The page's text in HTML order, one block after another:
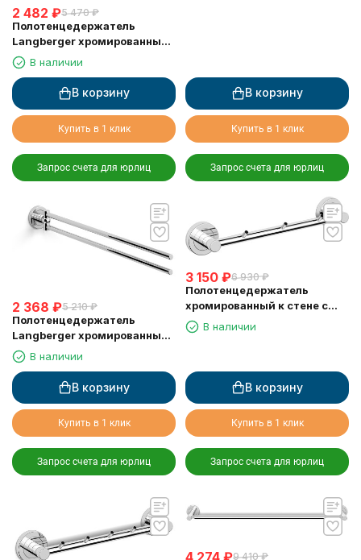
2 482 ₽5 470 ₽
Полотенцедержатель
Langberger хромированный
к стене "полуовал" 11038B
В наличии
В корзину
Купить в 1 клик
Запрос счета для юрлиц
В корзину
Купить в 1 клик
Запрос счета для юрлиц
2 368 ₽5 210 ₽
Полотенцедержатель
Langberger хромированный
к стене двойной поворотный
11008C
В наличии
В корзину
Купить в 1 клик
Запрос счета для юрлиц
3 150 ₽6 930 ₽
Полотенцедержатель
хромированный к стене с
тремя крючками Langberger
11033A
В наличии
В корзину
Купить в 1 клик
Запрос счета для юрлиц
9 410 ₽